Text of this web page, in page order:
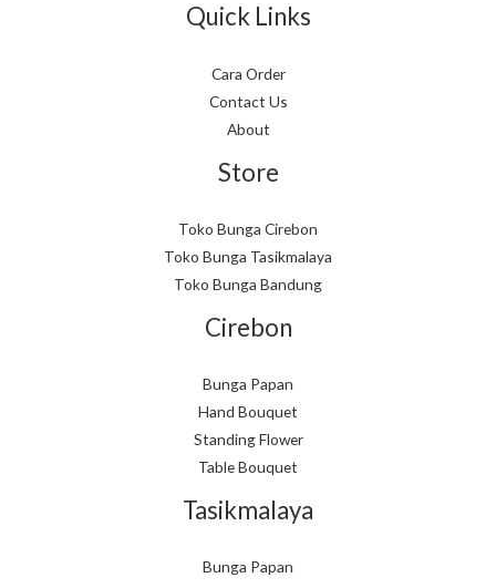
Quick Links
Cara Order
Contact Us
About
Store
Toko Bunga Cirebon
Toko Bunga Tasikmalaya
Toko Bunga Bandung
Cirebon
Bunga Papan
Hand Bouquet
Standing Flower
Table Bouquet
Tasikmalaya
Bunga Papan